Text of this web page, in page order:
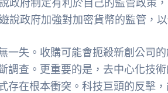
政府制定有利於自己的監管政策
說政府加強對加密貨幣的監管，
一失。收購可能會扼殺新創公司
調查。更重要的是，去中心化技
存在根本衝突。科技巨頭的反擊